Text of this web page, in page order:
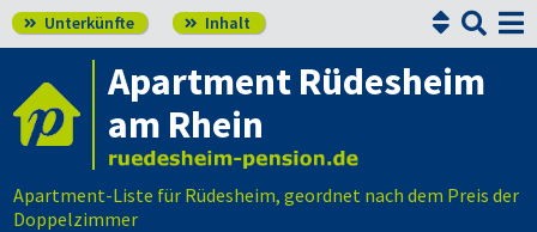
 Unterkünfte  Inhalt 

Apartment Rüdesheim
am Rhein
Apartment-Liste für Rüdesheim, geordnet nach dem Preis der
Doppelzimmer